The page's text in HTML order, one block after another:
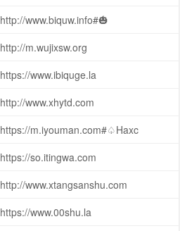
http://www.biquw.info#🎃
http://m.wujixsw.org
https://www.ibiquge.la
http://www.xhytd.com
https://m.iyouman.com#♤Haxc
https://so.itingwa.com
http://www.xtangsanshu.com
https://www.00shu.la